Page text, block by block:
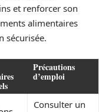
et renforcer son
alimentaires
sécurisée.
Précautions
d’emploi
Consulter un